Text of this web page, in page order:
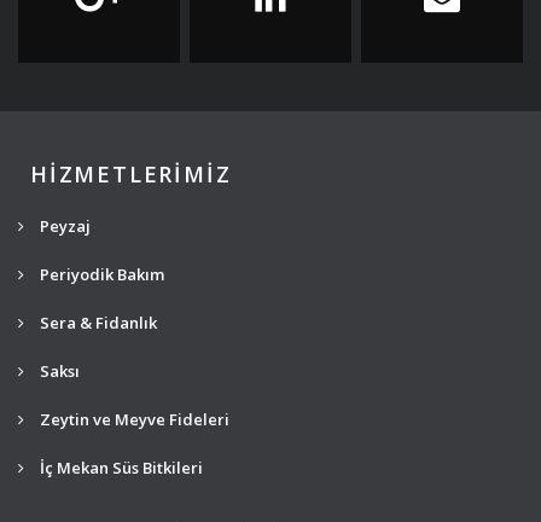
HİZMETLERİMİZ
Peyzaj
Periyodik Bakım
Sera & Fidanlık
Saksı
Zeytin ve Meyve Fideleri
İç Mekan Süs Bitkileri